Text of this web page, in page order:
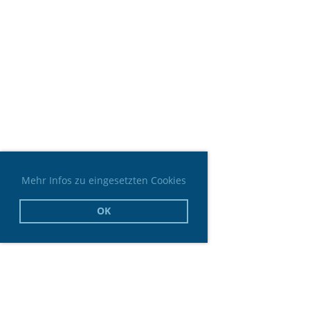
Mehr Infos zu eingesetzten Cookies
OK